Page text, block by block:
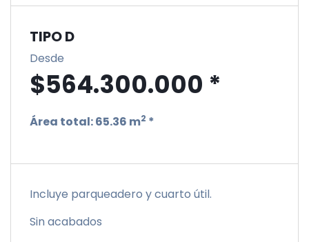
TIPO D
Desde
$564.300.000 *
Área total:65.36 m2 *
Incluye parqueadero y cuarto útil.
Sin acabados